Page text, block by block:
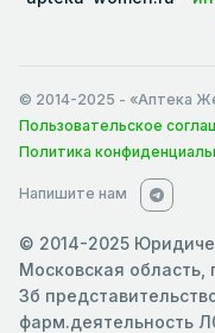
© 2014-2025 - «Аптека
Пользовательское
Политика
Напишите нам
© 2014-2025
Московская область,
3б
фарм.деятельность